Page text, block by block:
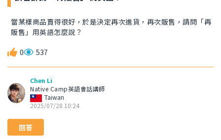
當某樣商品賣得很好，於是決定再次進貨，再次販售，請問「再
販售」用英語怎麼說？
0 537
Chen Li
Native Camp英語會話講師
Taiwan
2025/07/28 10:24
回答